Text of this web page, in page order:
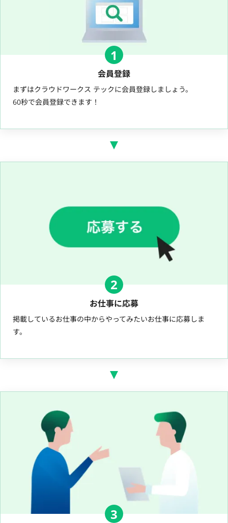
1
会員登録
まずはクラウドワークス テックに会員登録しましょう。
60秒で会員登録できます！
2
お仕事に応募
掲載しているお仕事の中からやってみたいお仕事に応募しま
す。
3